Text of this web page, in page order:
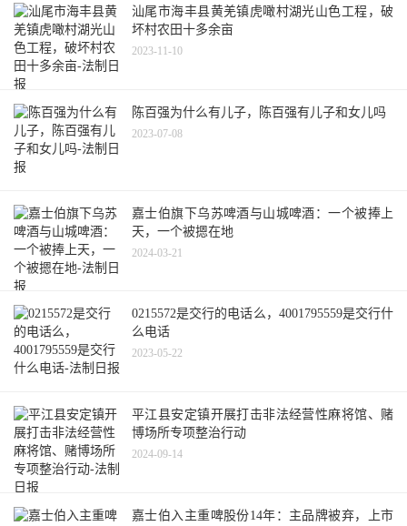
汕尾市海丰县黄羌镇虎噉村湖光山色工程，破
坏村农田十多余亩
2023-11-10
陈百强为什么有儿子，陈百强有儿子和女儿吗
2023-07-08
嘉士伯旗下乌苏啤酒与山城啤酒：一个被捧上
天，一个被摁在地
2024-03-21
0215572是交行的电话么，4001795559是交行什
么电话
2023-05-22
平江县安定镇开展打击非法经营性麻将馆、赌
博场所专项整治行动
2024-09-14
嘉士伯入主重啤股份14年：主品牌被弃，上市